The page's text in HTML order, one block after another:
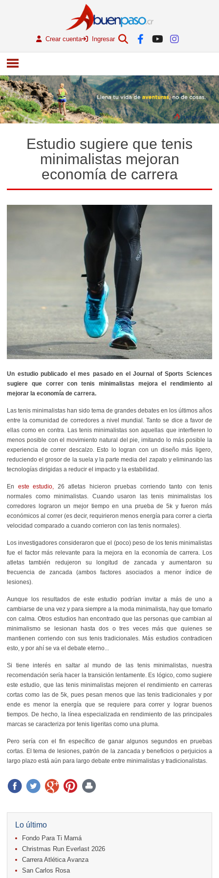
Crear cuenta Ingresar
Estudio sugiere que tenis
minimalistas mejoran
economía de carrera
Un estudio publicado el mes pasado en el Journal of Sports Sciences
sugiere que correr con tenis minimalistas mejora el rendimiento al
mejorar la economía de carrera.
Las tenis minimalistas han sido tema de grandes debates en los últimos años
entre la comunidad de corredores a nivel mundial. Tanto se dice a favor de
ellas como en contra. Las tenis minimalistas son aquellas que interfieren lo
menos posible con el movimiento natural del pie, imitando lo más posible la
experiencia de correr descalzo. Esto lo logran con un diseño más ligero,
reduciendo el grosor de la suela y la parte media del zapato y eliminando las
tecnologías dirigidas a reducir el impacto y la estabilidad.
En este estudio,
26 atletas hicieron pruebas corriendo tanto con tenis
normales como minimalistas. Cuando usaron las tenis minimalistas los
corredores lograron un mejor tiempo en una prueba de 5k y fueron más
económicos al correr (es decir, requirieron menos energía para correr a cierta
velocidad comparado a cuando corrieron con las tenis normales).
Los investigadores consideraron que el (poco) peso de los tenis minimalistas
fue el factor más relevante para la mejora en la economía de carrera. Los
atletas también redujeron su longitud de zancada y aumentaron su
frecuencia de zancada (ambos factores asociados a menor índice de
lesiones).
Aunque los resultados de este estudio podrían invitar a más de uno a
cambiarse de una vez y para siempre a la moda minimalista, hay que tomarlo
con calma. Otros estudios han encontrado que las personas que cambian al
minimalismo se lesionan hasta dos o tres veces más que quienes se
mantienen corriendo con sus tenis tradicionales. Más estudios contradicen
esto, y por ahí se va el debate eterno...
Si tiene interés en saltar al mundo de las tenis minimalistas, nuestra
recomendación sería hacer la transición lentamente. Es lógico, como sugiere
este estudio, que las tenis minimalistas mejoren el rendimiento en carreras
cortas como las de 5k, pues pesan menos que las tenis tradicionales y por
ende es menor la energía que se requiere para correr y lograr buenos
tiempos. De hecho, la línea especializada en rendimiento de las principales
marcas se caracteriza por tenis ligeritas como una pluma.
Pero sería con el fin específico de ganar algunos segundos en pruebas
cortas. El tema de lesiones, patrón de la zancada y beneficios o perjuicios a
largo plazo está aún para largo debate entre minimalistas y tradicionalistas.
Lo último
Fondo Para Ti Mamá
Christmas Run Everlast 2026
Carrera Atlética Avanza
San Carlos Rosa